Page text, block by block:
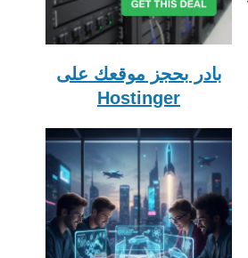
بادر بحجز موقعك على
Hostinger